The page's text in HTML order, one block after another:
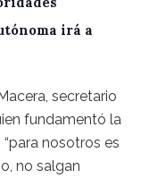
irá a
secretario
fundamentó la
nosotros es
no salgan